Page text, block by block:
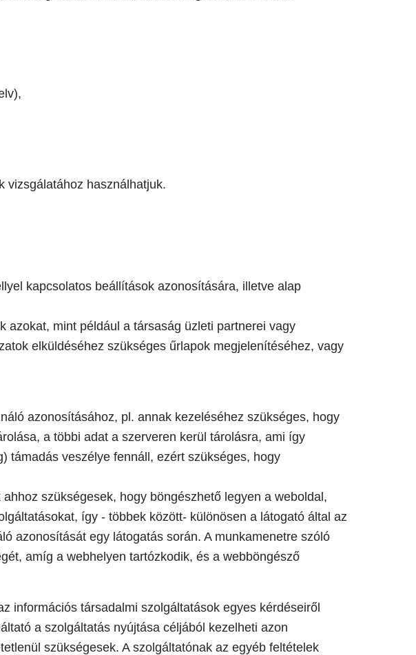
vizsgálatához használhatjuk.
kapcsolatos beállítások azonosítására, illetve alap
azokat, mint például a társaság üzleti partnerei vagy
elküldéséhez szükséges űrlapok megjelenítéséhez, vagy
azonosításához, pl. annak kezeléséhez szükséges, hogy
a többi adat a szerveren kerül tárolásra, ami így
támadás veszélye fennáll, ezért szükséges, hogy
szükségesek, hogy böngészhető legyen a weboldal,
így - többek között- különösen a látogató által az
azonosítását egy látogatás során. A munkamenetre szóló
amíg a webhelyen tartózkodik, és a webböngésző
információs társadalmi szolgáltatások egyes kérdéseiről
a szolgáltatás nyújtása céljából kezelheti azon
szükségesek. A szolgáltatónak az egyéb feltételek